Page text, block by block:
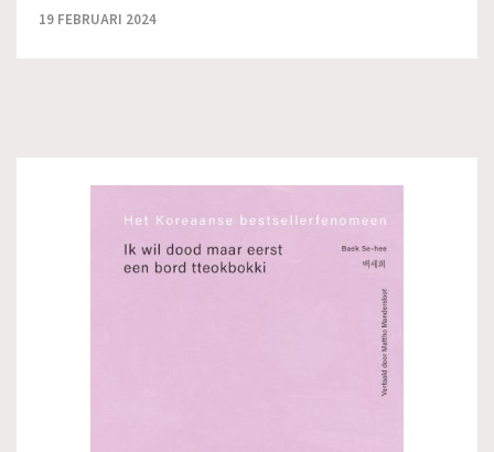
19 FEBRUARI 2024